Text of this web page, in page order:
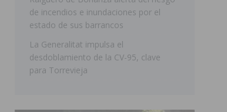
de incendios e inundaciones por el
estado de sus barrancos
La Generalitat impulsa el
desdoblamiento de la CV-95, clave
para Torrevieja